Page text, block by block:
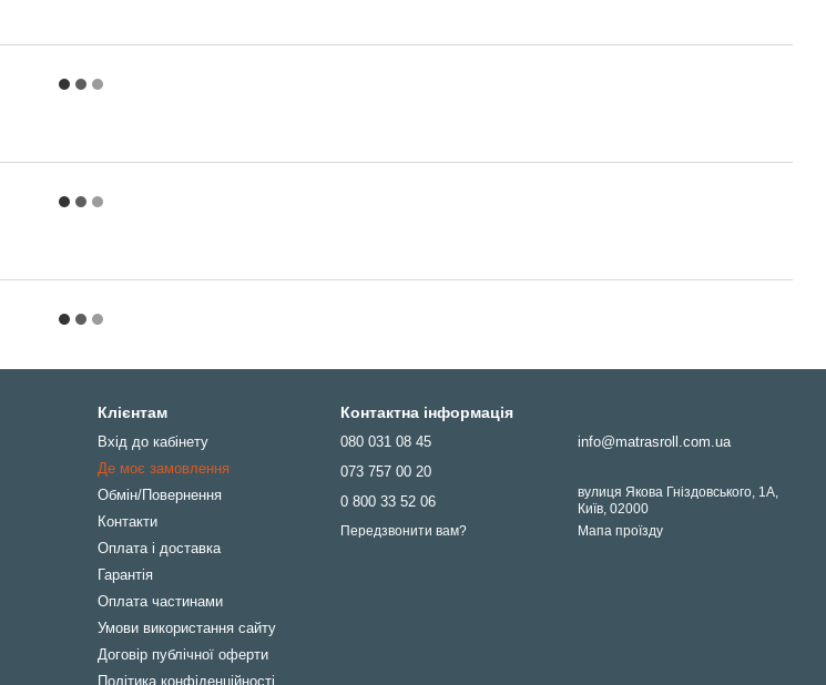
Клієнтам
Вхід до кабінету
Де моє замовлення
Обмін/Повернення
Контакти
Оплата і доставка
Гарантія
Оплата частинами
Умови використання сайту
Договір публічної оферти
Політика конфіденційності
Контактна інформація
080 031 08 45
073 757 00 20
0 800 33 52 06
Передзвонити вам?
info@matrasroll.com.ua
вулиця Якова Гніздовського, 1А,
Київ, 02000
Мапа проїзду